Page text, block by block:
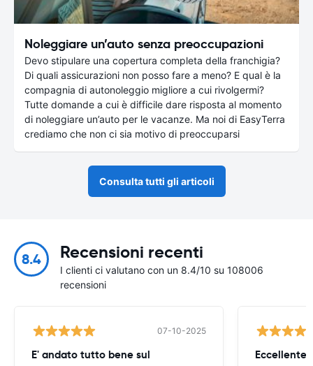
Noleggiare un’auto senza preoccupazioni
Devo stipulare una copertura completa della franchigia?
Di quali assicurazioni non posso fare a meno? E qual è la
compagnia di autonoleggio migliore a cui rivolgermi?
Tutte domande a cui è difficile dare risposta al momento
di noleggiare un’auto per le vacanze. Ma noi di EasyTerra
crediamo che non ci sia motivo di preoccuparsi
Consulta tutti gli articoli
8.4 Recensioni recenti
I clienti ci valutano con un 8.4/10 su 108006
recensioni
07-10-2025
E' andato tutto bene sul